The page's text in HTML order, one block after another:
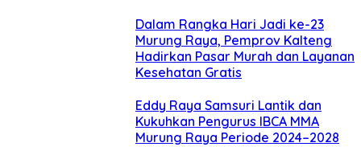
Dalam Rangka Hari Jadi ke-23
Murung Raya, Pemprov Kalteng
Hadirkan Pasar Murah dan Layanan
Kesehatan Gratis
Eddy Raya Samsuri Lantik dan
Kukuhkan Pengurus IBCA MMA
Murung Raya Periode 2024–2028